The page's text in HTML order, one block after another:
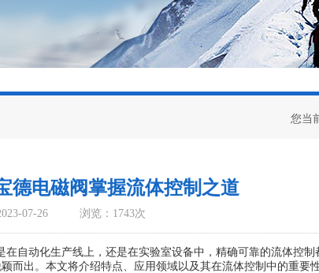
您当
德电磁阀掌握流体控制之道
07-26 浏览：1743次
动化生产线上，还是在实验室设备中，精确可靠的流体控制
而出。本文将介绍特点、应用领域以及其在流体控制中的重要性